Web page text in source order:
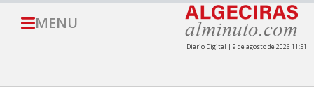
MENU
Diario Digital | 9 de agosto de 2026 11:51